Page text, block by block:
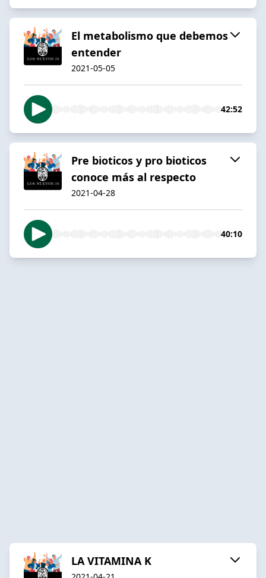
El metabolismo que debemos
entender
2021-05-05
42:52
Pre bioticos y pro bioticos
conoce más al respecto
2021-04-28
40:10
LA VITAMINA K